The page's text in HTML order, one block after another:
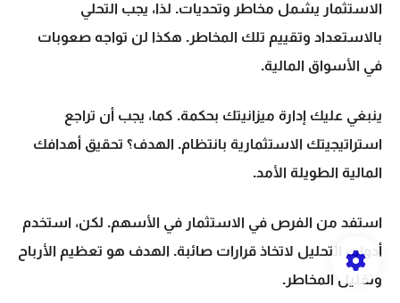
الاستثمار يشمل مخاطر وتحديات. لذا، يجب التحلي
بالاستعداد وتقييم تلك المخاطر. هكذا لن تواجه صعوبات
في الأسواق المالية.
ينبغي عليك إدارة ميزانيتك بحكمة. كما، يجب أن تراجع
استراتيجيتك الاستثمارية بانتظام. الهدف؟ تحقيق أهدافك
المالية الطويلة الأمد.
استفد من الفرص في الاستثمار في الأسهم. لكن، استخدم
أدوات التحليل لاتخاذ قرارات صائبة. الهدف هو تعظيم الأرباح
وتقليل المخاطر.